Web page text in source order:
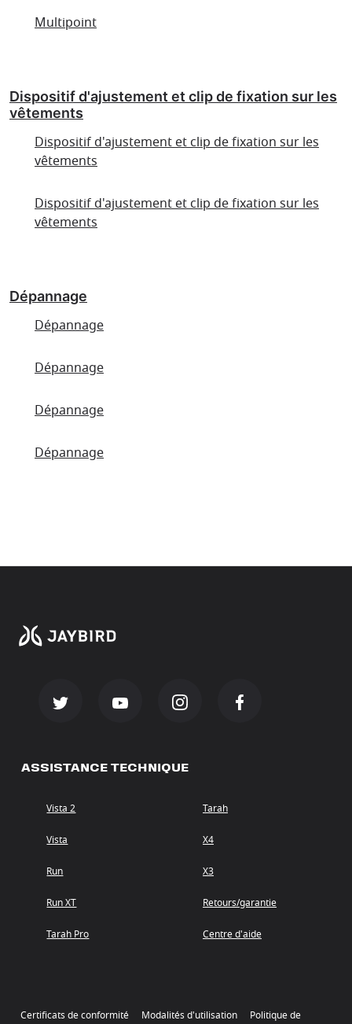
Multipoint
Dispositif d'ajustement et clip de fixation sur les
vêtements
Dispositif d'ajustement et clip de fixation sur les
vêtements
Dispositif d'ajustement et clip de fixation sur les
vêtements
Dépannage
Dépannage
Dépannage
Dépannage
Dépannage
ASSISTANCE TECHNIQUE
Vista 2
Vista
Run
Run XT
Tarah Pro
Tarah
X4
X3
Retours/garantie
Centre d'aide
Certificats de conformité Modalités d'utilisation
Politique de